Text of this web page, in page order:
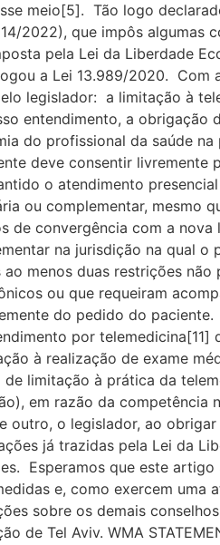
meio[5]. Tão logo
2022), que impôs
pela Lei da Liberdade
a Lei 13.989/2020. Com
legislador: a limitação à
entendimento, a obrigação
do profissional da saúde
deve consentir
o atendimento
ou complementar, mesmo
de convergência com a
na jurisdição na qual
menos duas restrições
ou que requeiram
do pedido do
por
à realização de exame
limitação à prática da
em razão da
o legislador, ao
já trazidas pela Lei da
Esperamos que este
e, como exercem
sobre os demais
Tel Aviv. WMA